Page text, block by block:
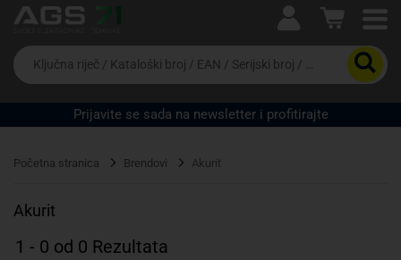
Ova postavka prilagođava asortiman proizvoda i
cijene vašim potrebama.
Da
biste
potražili
proizvod,
unesite
riječ,
EAN
serijski
Prijavite se sada na newsletter i profitirajte
Početna stranica Brendovi Akurit
Akurit
1 - 0 od 0 Rezultata